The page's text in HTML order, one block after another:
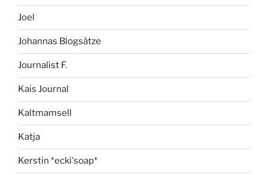
Joel
Johannas Blogsätze
Journalist F.
Kais Journal
Kaltmamsell
Katja
Kerstin *ecki'soap*